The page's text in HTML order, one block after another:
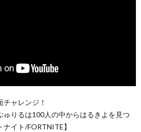
ャレンジ！
ゅりるは100人の中からはるきよを見つ
イト/FORTNITE】